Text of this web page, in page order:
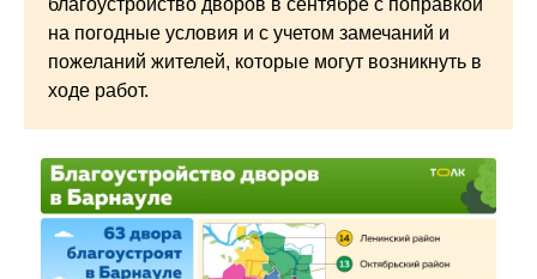
благоустройство дворов в сентябре с поправкой
на погодные условия и с учетом замечаний и
пожеланий жителей, которые могут возникнуть в
ходе работ.